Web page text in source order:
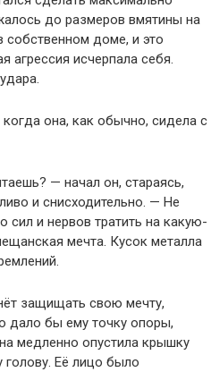
до размеров вмятины на
собственном доме, и это
агрессия исчерпала себя.
она, как обычно, сидела с
— начал он, стараясь,
и снисходительно. — Не
и нервов тратить на какую-
мечта. Кусок металла
защищать свою мечту,
дало бы ему точку опоры,
медленно опустила крышку
голову. Её лицо было